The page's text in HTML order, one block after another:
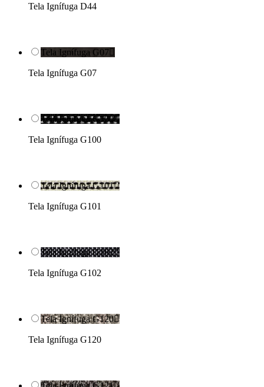
Tela Ignífuga D44
Tela Ignífuga G07
Tela Ignífuga G07
Tela Ignífuga G100
Tela Ignífuga G100
Tela Ignífuga G101
Tela Ignífuga G101
Tela Ignífuga G102
Tela Ignífuga G102
Tela Ignífuga G120
Tela Ignífuga G120